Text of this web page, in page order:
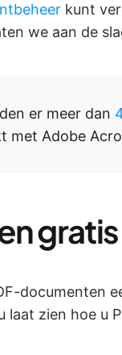
kunt
we aan de
er meer dan
met Adobe
documenten
laat zien hoe u